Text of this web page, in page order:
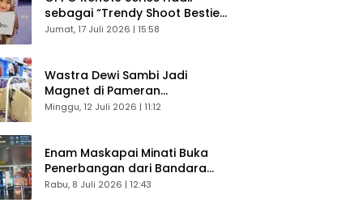
sebagai “Trendy Shoot Bestie”,
Bikin Konten Kreator Makin
Jumat, 17 Juli 2026 | 15:58
Wastra Dewi Sambi Jadi
Magnet di Pameran
Dekranasda, Banyak Diminati
Minggu, 12 Juli 2026 | 11:12
Enam Maskapai Minati Buka
Penerbangan dari Bandara
Husein Sastranegara
Rabu, 8 Juli 2026 | 12:43